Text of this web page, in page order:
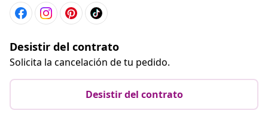
Desistir del contrato
Solicita la cancelación de tu pedido.
Desistir del contrato